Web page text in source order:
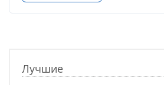
Лучшие